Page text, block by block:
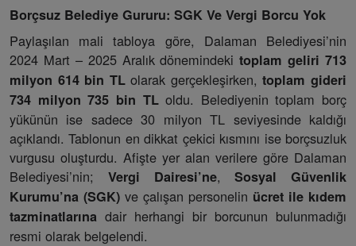
Borçsuz Belediye Gururu: SGK Ve Vergi Borcu Yok
Paylaşılan mali tabloya göre, Dalaman Belediyesi’nin
2024 Mart – 2025 Aralık dönemindekitoplam geliri 713
milyon 614 bin TLolarak gerçekleşirken,toplam gideri
734 milyon 735 bin TLoldu. Belediyenin toplam borç
yükünün ise sadece 30 milyon TL seviyesinde kaldığı
açıklandı. Tablonun en dikkat çekici kısmını ise borçsuzluk
vurgusu oluşturdu. Afişte yer alan verilere göre Dalaman
Belediyesi’nin; Vergi Dairesi’ne,Sosyal Güvenlik
Kurumu’na (SGK) ve çalışan personelin ücret ile kıdem
tazminatlarına dair herhangi bir borcunun bulunmadığı
resmi olarak belgelendi.